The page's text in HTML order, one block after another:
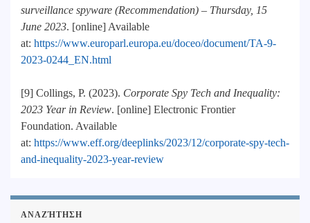
surveillance spyware (Recommendation) – Thursday, 15
June 2023. [online] Available
at: https://www.europarl.europa.eu/doceo/document/TA-9-
2023-0244_EN.html
[9] Collings, P. (2023). Corporate Spy Tech and Inequality:
2023 Year in Review. [online] Electronic Frontier
Foundation. Available
at: https://www.eff.org/deeplinks/2023/12/corporate-spy-tech-
and-inequality-2023-year-review
ΑΝΑΖΉΤΗΣΗ